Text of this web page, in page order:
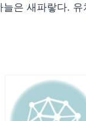
은 새파랗다.